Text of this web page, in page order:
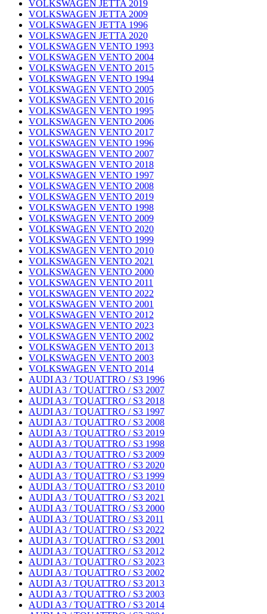
VOLKSWAGEN JETTA 2019
VOLKSWAGEN JETTA 2009
VOLKSWAGEN JETTA 1996
VOLKSWAGEN JETTA 2020
VOLKSWAGEN VENTO 1993
VOLKSWAGEN VENTO 2004
VOLKSWAGEN VENTO 2015
VOLKSWAGEN VENTO 1994
VOLKSWAGEN VENTO 2005
VOLKSWAGEN VENTO 2016
VOLKSWAGEN VENTO 1995
VOLKSWAGEN VENTO 2006
VOLKSWAGEN VENTO 2017
VOLKSWAGEN VENTO 1996
VOLKSWAGEN VENTO 2007
VOLKSWAGEN VENTO 2018
VOLKSWAGEN VENTO 1997
VOLKSWAGEN VENTO 2008
VOLKSWAGEN VENTO 2019
VOLKSWAGEN VENTO 1998
VOLKSWAGEN VENTO 2009
VOLKSWAGEN VENTO 2020
VOLKSWAGEN VENTO 1999
VOLKSWAGEN VENTO 2010
VOLKSWAGEN VENTO 2021
VOLKSWAGEN VENTO 2000
VOLKSWAGEN VENTO 2011
VOLKSWAGEN VENTO 2022
VOLKSWAGEN VENTO 2001
VOLKSWAGEN VENTO 2012
VOLKSWAGEN VENTO 2023
VOLKSWAGEN VENTO 2002
VOLKSWAGEN VENTO 2013
VOLKSWAGEN VENTO 2003
VOLKSWAGEN VENTO 2014
AUDI A3 / TQUATTRO / S3 1996
AUDI A3 / TQUATTRO / S3 2007
AUDI A3 / TQUATTRO / S3 2018
AUDI A3 / TQUATTRO / S3 1997
AUDI A3 / TQUATTRO / S3 2008
AUDI A3 / TQUATTRO / S3 2019
AUDI A3 / TQUATTRO / S3 1998
AUDI A3 / TQUATTRO / S3 2009
AUDI A3 / TQUATTRO / S3 2020
AUDI A3 / TQUATTRO / S3 1999
AUDI A3 / TQUATTRO / S3 2010
AUDI A3 / TQUATTRO / S3 2021
AUDI A3 / TQUATTRO / S3 2000
AUDI A3 / TQUATTRO / S3 2011
AUDI A3 / TQUATTRO / S3 2022
AUDI A3 / TQUATTRO / S3 2001
AUDI A3 / TQUATTRO / S3 2012
AUDI A3 / TQUATTRO / S3 2023
AUDI A3 / TQUATTRO / S3 2002
AUDI A3 / TQUATTRO / S3 2013
AUDI A3 / TQUATTRO / S3 2003
AUDI A3 / TQUATTRO / S3 2014